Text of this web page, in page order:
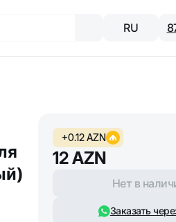
RU
+0.12AZN
12AZN
Нет в
Заказать